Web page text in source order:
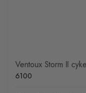
Ventoux Storm II
6100